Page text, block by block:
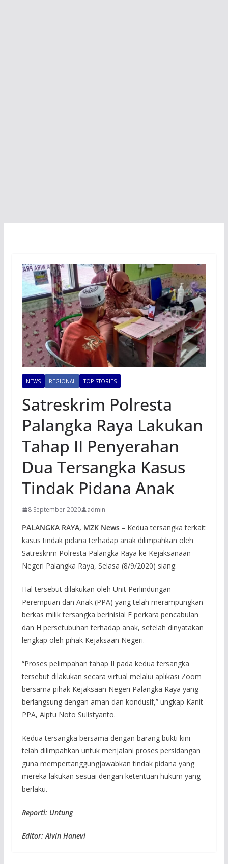
NEWS REGIONAL TOP STORIES
Satreskrim Polresta
Palangka Raya Lakukan
Tahap II Penyerahan
Dua Tersangka Kasus
Tindak Pidana Anak
8 September 2020 admin
PALANGKA RAYA, MZK News – Kedua tersangka terkait
kasus tindak pidana terhadap anak dilimpahkan oleh
Satreskrim Polresta Palangka Raya ke Kejaksanaan
Negeri Palangka Raya, Selasa (8/9/2020) siang.
Hal tersebut dilakukan oleh Unit Perlindungan
Perempuan dan Anak (PPA) yang telah merampungkan
berkas milik tersangka berinisial F perkara pencabulan
dan H persetubuhan terhadap anak, setelah dinyatakan
lengkap oleh pihak Kejaksaan Negeri.
“Proses pelimpahan tahap II pada kedua tersangka
tersebut dilakukan secara virtual melalui aplikasi Zoom
bersama pihak Kejaksaan Negeri Palangka Raya yang
berlangsung dengan aman dan kondusif,” ungkap Kanit
PPA, Aiptu Noto Sulistyanto.
Kedua tersangka bersama dengan barang bukti kini
telah dilimpahkan untuk menjalani proses persidangan
guna mempertanggungjawabkan tindak pidana yang
mereka lakukan sesuai dengan ketentuan hukum yang
berlaku.
Reporti: Untung
Editor: Alvin Hanevi